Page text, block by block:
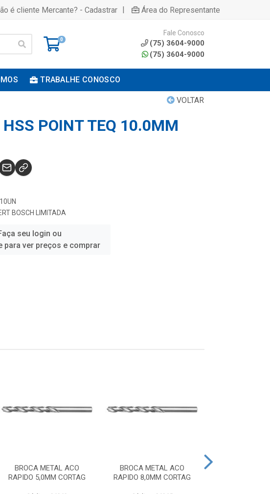
é cliente Mercante? - Cadastrar | Área do Representante
0
Fale Conosco
(75) 3604-9000
(75) 3604-9000
TRABALHE CONOSCO
VOLTAR
HSS POINT TEQ 10.0MM
BOSCH LIMITADA
seu login ou
para ver preços e comprar
BROCA METAL ACO
RAPIDO 5,0MM CORTAG
BROCA METAL ACO
RAPIDO 8,0MM CORTAG